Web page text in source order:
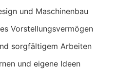
und Maschinenbau
Vorstellungsvermögen
sorgfältigem Arbeiten
und eigene Ideen